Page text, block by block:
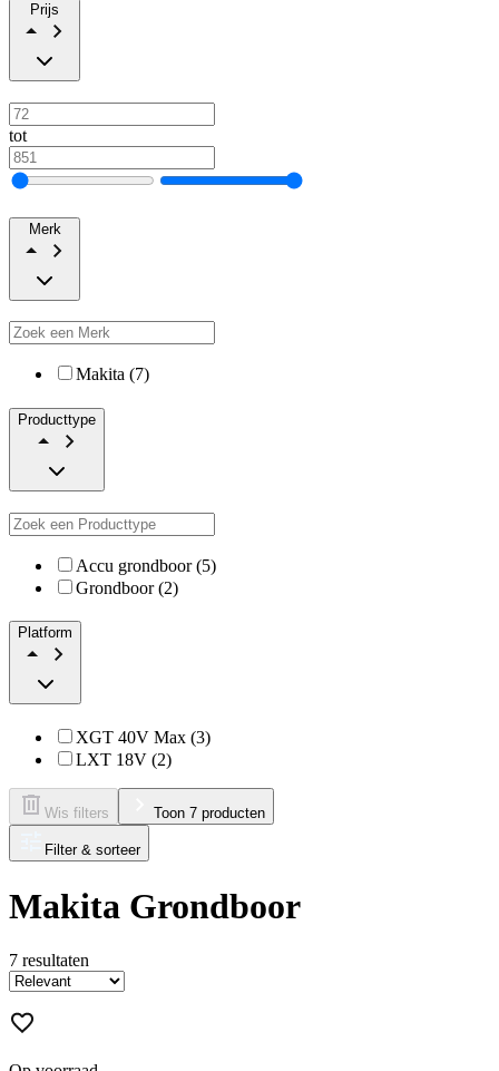
Prijs
tot
Merk
Makita (7)
Producttype
Accu grondboor (5)
Grondboor (2)
Platform
XGT 40V Max (3)
LXT 18V (2)
Wis filters Toon 7 producten
Filter & sorteer
Makita Grondboor
7 resultaten